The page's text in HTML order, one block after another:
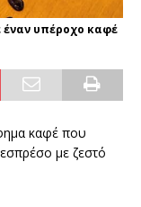
έναν υπέροχο καφέ
καφέ που
με ζεστό